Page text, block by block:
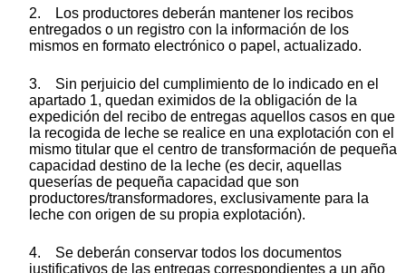
2. Los productores deberán mantener los recibos
entregados o un registro con la información de los
mismos en formato electrónico o papel, actualizado.
3. Sin perjuicio del cumplimiento de lo indicado en el
apartado 1, quedan eximidos de la obligación de la
expedición del recibo de entregas aquellos casos en que
la recogida de leche se realice en una explotación con el
mismo titular que el centro de transformación de pequeña
capacidad destino de la leche (es decir, aquellas
queserías de pequeña capacidad que son
productores/transformadores, exclusivamente para la
leche con origen de su propia explotación).
4. Se deberán conservar todos los documentos
justificativos de las entregas correspondientes a un año